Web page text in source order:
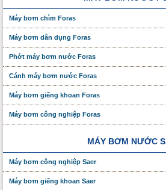
Máy bơm chìm Foras
Máy bơm dân dụng Foras
Phớt máy bơm nước Foras
Cánh máy bơm nước Foras
Máy bơm giếng khoan Foras
Máy bơm công nghiệp Foras
MÁY BƠM NƯỚC
Máy bơm công nghiệp Saer
Máy bơm giếng khoan Saer